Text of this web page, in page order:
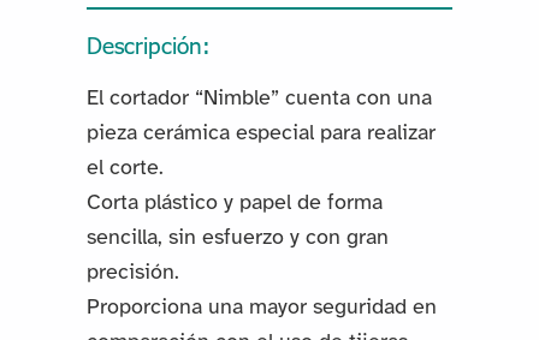
Descripción:
El cortador “Nimble” cuenta con una
pieza cerámica especial para realizar
el corte.
Corta plástico y papel de forma
sencilla, sin esfuerzo y con gran
precisión.
Proporciona una mayor seguridad en